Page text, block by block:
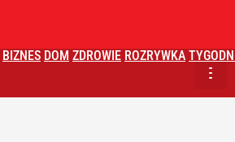
BIZNES DOM ZDROWIE ROZRYWKA